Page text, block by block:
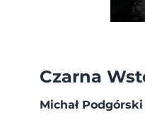
Czarna
Michał Podgórski